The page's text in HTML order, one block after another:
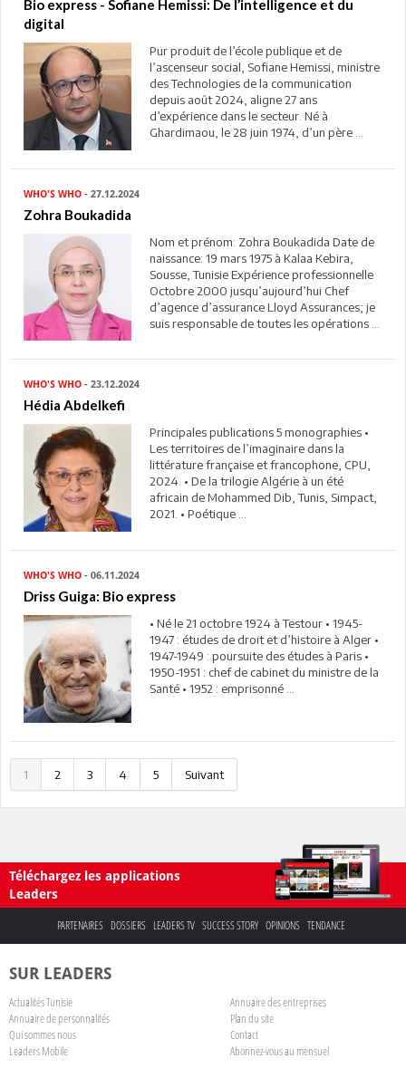
Bio express - Sofiane Hemissi: De l’intelligence et du
digital
Pur produit de l’école publique et de
l’ascenseur social, Sofiane Hemissi, ministre
des Technologies de la communication
depuis août 2024, aligne 27 ans
d’expérience dans le secteur. Né à
Ghardimaou, le 28 juin 1974, d’un père ...
WHO'S WHO - 27.12.2024
Zohra Boukadida
Nom et prénom: Zohra Boukadida Date de
naissance: 19 mars 1975 à Kalaa Kebira,
Sousse, Tunisie Expérience professionnelle
Octobre 2000 jusqu’aujourd’hui Chef
d’agence d’assurance Lloyd Assurances; je
suis responsable de toutes les opérations ...
WHO'S WHO - 23.12.2024
Hédia Abdelkefi
Principales publications 5 monographies •
Les territoires de l’imaginaire dans la
littérature française et francophone, CPU,
2024. • De la trilogie Algérie à un été
africain de Mohammed Dib, Tunis, Simpact,
2021. • Poétique ...
WHO'S WHO - 06.11.2024
Driss Guiga: Bio express
• Né le 21 octobre 1924 à Testour • 1945-
1947 : études de droit et d’histoire à Alger •
1947-1949 : poursuite des études à Paris •
1950-1951 : chef de cabinet du ministre de la
Santé • 1952 : emprisonné ...
1 2 3 4 5 Suivant
Téléchargez les applications
Leaders
PARTENAIRES DOSSIERS LEADERS TV SUCCESS STORY OPINIONS TENDANCE
SUR LEADERS
Actualités Tunisie
Annuaire des entreprises
Annuaire de personnalités
Plan du site
Qui sommes nous
Contact
Leaders Mobile
Abonnez-vous au mensuel